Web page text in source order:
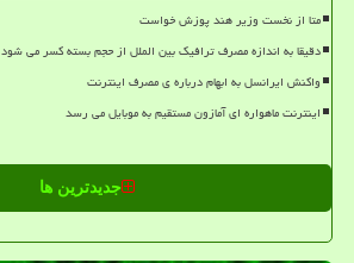
متا از نخست وزیر هند پوزش خواست
دقیقا به اندازه مصرف ترافیک بین الملل از حجم بسته کسر می شود
واکنش ایرانسل به ابهام درباره ی مصرف اینترنت
اینترنت ماهواره ای آمازون مستقیم به موبایل می رسد
جدیدترین ها